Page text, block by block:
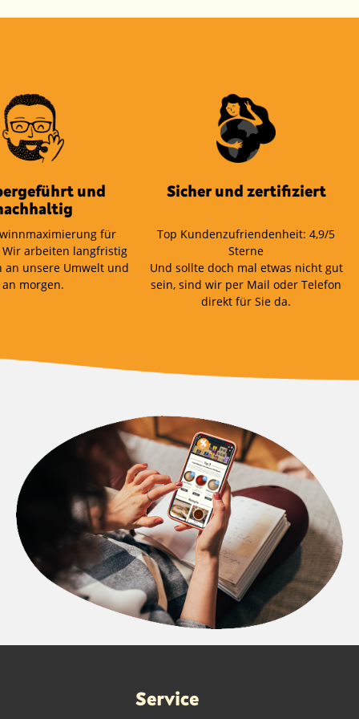
und
für
Wir arbeiten langfristig
an unsere Umwelt und
an morgen.
Sicher und zertifiziert
Top Kundenzufriendenheit: 4,9/5
Sterne
Und sollte doch mal etwas nicht gut
sein, sind wir per Mail oder Telefon
direkt für Sie da.
Service